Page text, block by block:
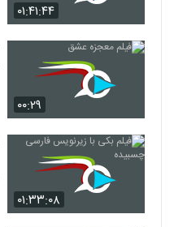
۰۱:۴۱:۴۴
۰۰:۲۹
۰۱:۳۳:۰۸